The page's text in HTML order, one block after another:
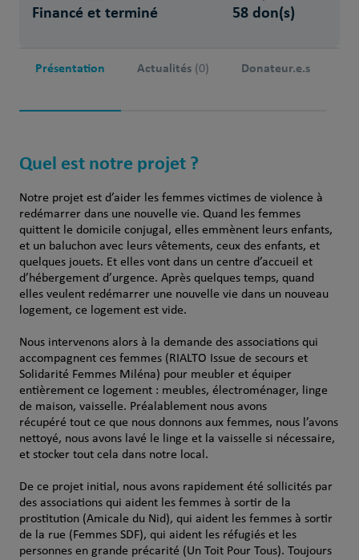
Financé et terminé 58 don(s)
Présentation Actualités (0) Donateur.e.s
Quel est notre projet ?
Notre projet est d’aider les femmes victimes de violence à
redémarrer dans une nouvelle vie. Quand les femmes
quittent le domicile conjugal, elles emmènent leurs enfants,
et un baluchon avec leurs vêtements, ceux des enfants, et
quelques jouets. Et elles vont dans un centre d’accueil et
d’hébergement d’urgence. Après quelques temps, quand
elles veulent redémarrer une nouvelle vie dans un nouveau
logement, ce logement est vide.
Nous intervenons alors à la demande des associations qui
accompagnent ces femmes (RIALTO Issue de secours et
Solidarité Femmes Miléna) pour meubler et équiper
entièrement ce logement : meubles, électroménager, linge
de maison, vaisselle. Préalablement nous avons
récupéré tout ce que nous donnons aux femmes, nous l’avons
nettoyé, nous avons lavé le linge et la vaisselle si nécessaire,
et stocker tout cela dans notre local.
De ce projet initial, nous avons rapidement été sollicités par
des associations qui aident les femmes à sortir de la
prostitution (Amicale du Nid), qui aident les femmes à sortir
de la rue (Femmes SDF), qui aident les réfugiés et les
personnes en grande précarité (Un Toit Pour Tous). Toujours